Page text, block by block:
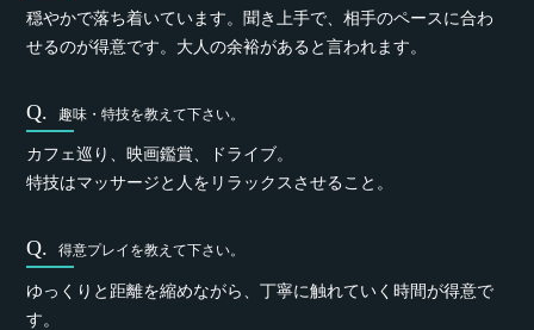
穏やかで落ち着いています。聞き上手で、相手のペースに合わ
せるのが得意です。大人の余裕があると言われます。
趣味・特技を教えて下さい。
カフェ巡り、映画鑑賞、ドライブ。
特技はマッサージと人をリラックスさせること。
得意プレイを教えて下さい。
ゆっくりと距離を縮めながら、丁寧に触れていく時間が得意で
す。